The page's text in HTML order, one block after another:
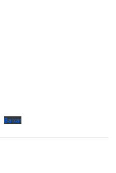
Baixar